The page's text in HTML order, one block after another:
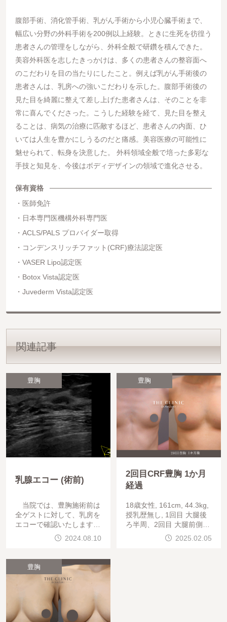
腹部手術、消化管手術、乳がん手術から小児心臓手術まで、
幅広い分野の外科手術を200例以上経験。ときに生死を彷徨う
患者さんの管理をしながら、外科全般で研鑽を積んできた。
美容外科医を志したきっかけは、多くの患者さんの整容面へ
のこだわりを目の当たりにしたこと。例えば乳がん手術後の
患者さんは、乳房への強いこだわりを示した。腹部手術後の
見た目を綺麗に整えて差し上げた患者さんは、そのことを非
常に喜んでくださった。こうした経験を経て、見た目を整え
ることは、病気の治療に匹敵するほど、患者さんの内面、ひ
いては人生を豊かにしうるのだと痛感。美容医療の可能性に
魅せられて、転身を決意した。 外科領域全般で培った多彩な
手技と知見を、今後はボディデザインの領域で進化させる。
保有資格
医師免許
日本専門医機構外科専門医
ACLS/PALS プロバイダー取得
コンデンスリッチファット(CRF)療法認定医
VASER Lipo認定医
Botox Vista認定医
Juvederm Vista認定医
関連記事
豊胸
乳腺エコー (術前)
当院では、豊胸施術前は
全ゲストに対して、乳房を
エコーで確認いたします。
私のカウンセリングに関
しては、まず、豊胸に支障
瘤などがないかをチェック
します。エコーモニター
2024.08.10
豊胸
2回目CRF豊胸 1か月
経過
18歳女性, 161cm, 44.3kg,
授乳歴無し, 1回目 大腿後
ろ半周、2回目 大腿前側半
周 から脂肪吸引してコン
デンスリッチ脂肪豊胸を行
2025.02.05
豊胸